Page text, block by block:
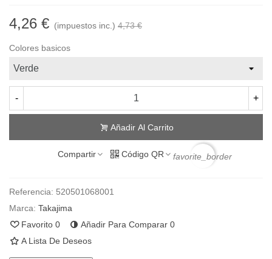
4,26 € (impuestos inc.) 4,73 €
Colores basicos
- +
Añadir Al Carrito
Compartir Código QR favorite_border
Referencia: 520501068001
Marca: Takajima
Favorito 0 Añadir Para Comparar 0
A Lista De Deseos